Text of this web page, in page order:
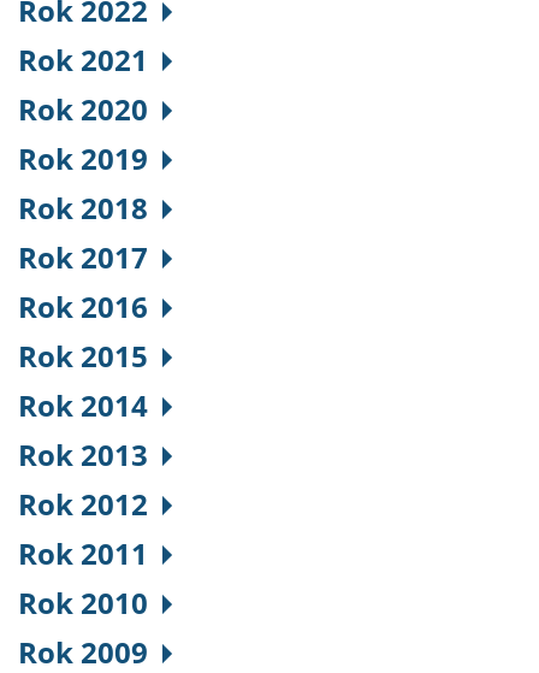
Rok 2022
Rok 2021
Rok 2020
Rok 2019
Rok 2018
Rok 2017
Rok 2016
Rok 2015
Rok 2014
Rok 2013
Rok 2012
Rok 2011
Rok 2010
Rok 2009